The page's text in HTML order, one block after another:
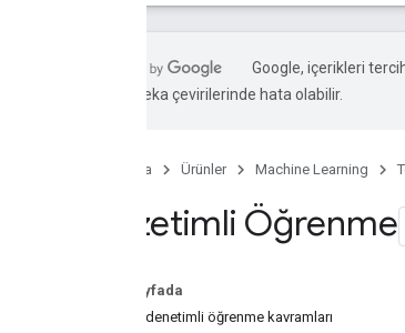
Google, içerikleri
Yapay zeka çevirilerinde hata olabilir.
Ana Sayfa Ürünler Machine Learning
Gözetimli Öğrenme
Bu sayfada
Temel denetimli öğrenme kavramları